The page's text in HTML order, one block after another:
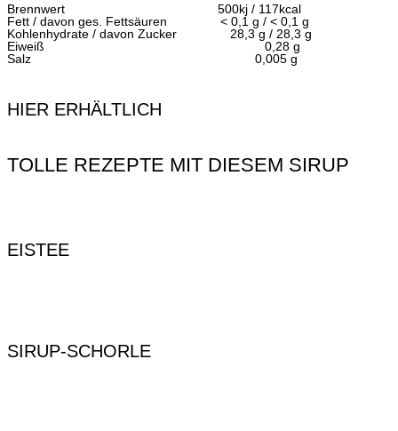
Brennwert 500kj / 117kcal
Fett / davon ges. Fettsäuren < 0,1 g / < 0,1 g
Kohlenhydrate / davon Zucker 28,3 g / 28,3 g
Eiweiß 0,28 g
Salz 0,005 g
HIER ERHÄLTLICH
TOLLE REZEPTE MIT DIESEM SIRUP
EISTEE
SIRUP-SCHORLE